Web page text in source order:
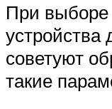
При выборе
устройства
советуют
такие